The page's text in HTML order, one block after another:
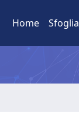
Home Sfoglia